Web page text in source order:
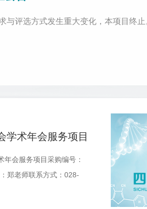
评选方式发生重大变化，本项目终
学术年会服务项目
会服务项目采购编号：
郑老师联系方式：028-
：成都市高新区益州大道